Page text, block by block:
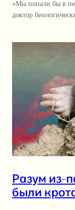
«Мы попали бы в
доктор
Разум из-
были